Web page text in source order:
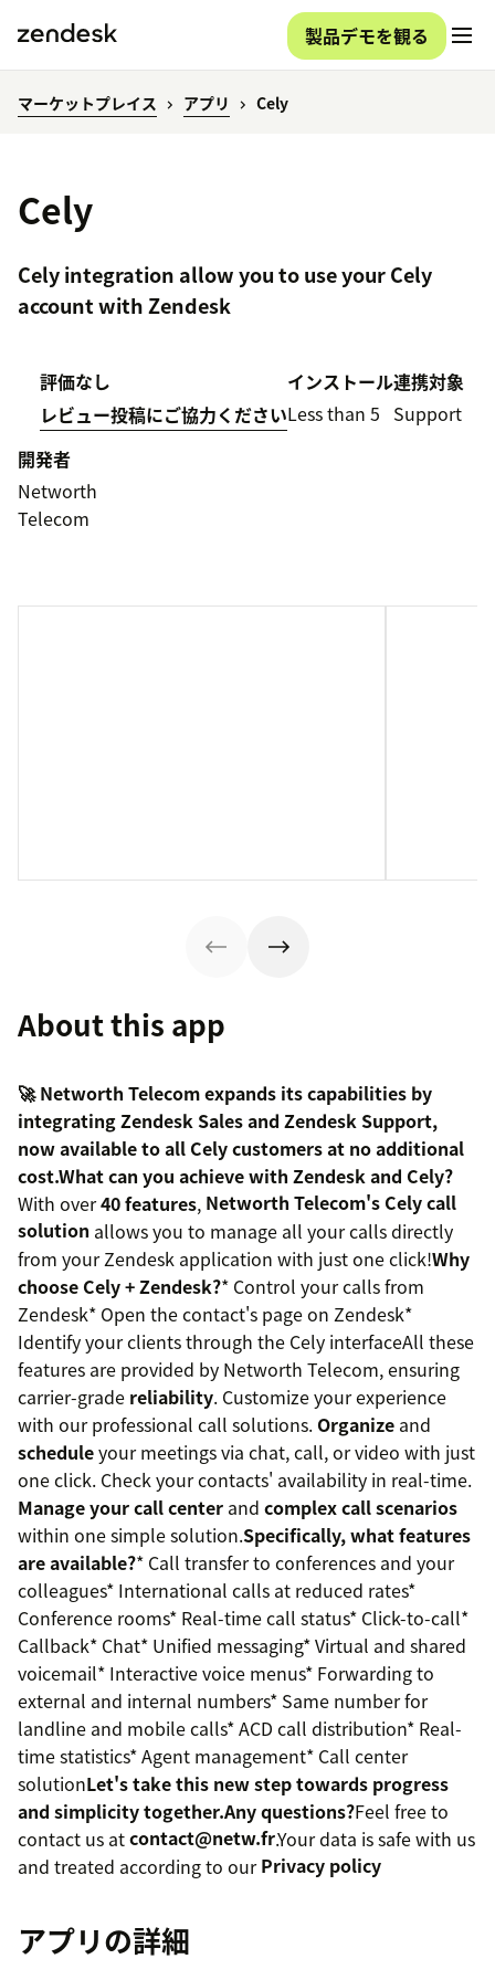
製品デモを観る
マーケットプレイス アプリ Cely
Cely
Cely integration allow you to use your Cely
account with Zendesk
評価なし
レビュー投稿にご協力ください
インストール
Less than 5
連携対象
Support
開発者
Networth
Telecom
About this app
🚀 Networth Telecom expands its capabilities by
integrating Zendesk Sales and Zendesk Support,
now available to all Cely customers at no additional
cost.What can you achieve with Zendesk and Cely?
With over40 features, Networth Telecom's Cely call
solution allows you to manage all your calls directly
from your Zendesk application with just one click!Why
choose Cely + Zendesk?* Control your calls from
Zendesk* Open the contact's page on Zendesk*
Identify your clients through the Cely interfaceAll these
features are provided by Networth Telecom, ensuring
carrier-grade reliability. Customize your experience
with our professional call solutions. Organize and
scheduleyour meetings via chat, call, or video with just
one click. Check your contacts' availability in real-time.
Manage your call center and complex call scenarios
within one simple solution.Specifically, what features
are available?* Call transfer to conferences and your
colleagues* International calls at reduced rates*
Conference rooms* Real-time call status* Click-to-call*
Callback* Chat* Unified messaging* Virtual and shared
voicemail* Interactive voice menus* Forwarding to
external and internal numbers* Same number for
landline and mobile calls* ACD call distribution* Real-
time statistics* Agent management* Call center
solutionLet's take this new step towards progress
and simplicity together.Any questions?Feel free to
contact us atcontact@netw.fr.Your data is safe with us
and treated according to ourPrivacy policy
アプリの詳細